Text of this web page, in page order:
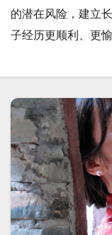
的潜在风险，建立
子经历更顺利、更愉